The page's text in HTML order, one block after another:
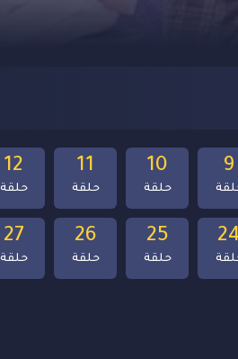
27
حلقة
26
حلقة
25
حلقة
12
حلقة
11
حلقة
10
حلقة
9